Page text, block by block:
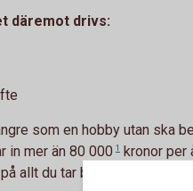
däremot drivs:
som en hobby utan ska
in mer än 80 000 1 kronor per
allt du tar betalt för.